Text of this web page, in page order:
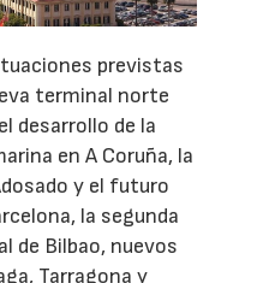
previstas
terminal norte
desarrollo de la
en A Coruña, la
y el futuro
la segunda
de Bilbao, nuevos
Tarragona y